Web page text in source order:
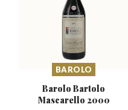
BAROLO
Barolo Bartolo
Mascarello 2000